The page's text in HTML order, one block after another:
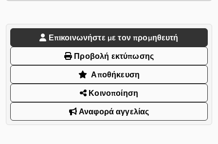
Επικοινωνήστε με τον προμηθευτή
Προβολή εκτύπωσης
Αποθήκευση
Κοινοποίηση
Αναφορά αγγελίας